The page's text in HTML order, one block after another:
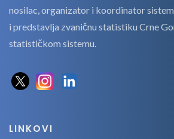
nosilac, organizator i koordinator
i predstavlja zvaničnu statistiku Crne
statističkom sistemu.
LINKOVI